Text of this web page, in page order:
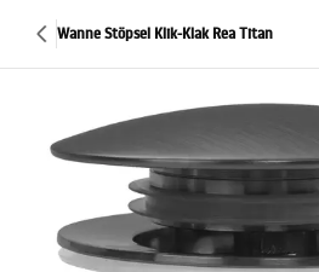
Wanne Stöpsel Klik-Klak Rea Titan